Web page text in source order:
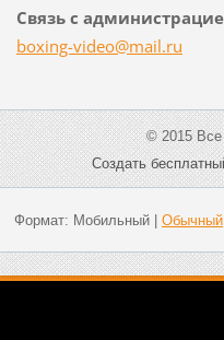
Связь с
boxing-video@mail.ru
© 2015
Создать
Формат: Мобильный| Обычный